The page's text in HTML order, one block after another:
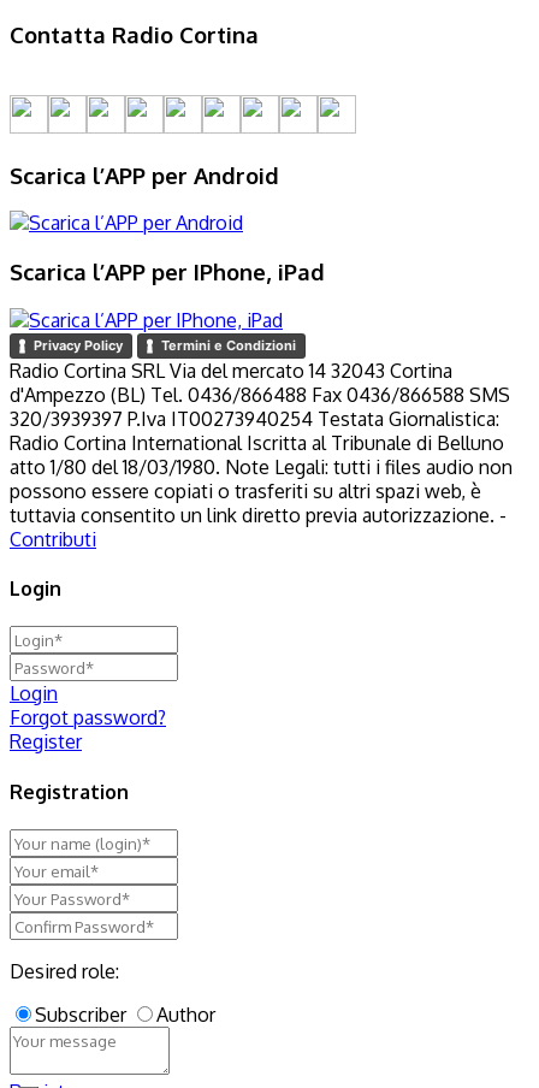
Contatta Radio Cortina
Scarica l’APP per Android
Scarica l’APP per IPhone, iPad
Privacy Policy Termini e Condizioni
Radio Cortina SRL Via del mercato 14 32043 Cortina
d'Ampezzo (BL) Tel. 0436/866488 Fax 0436/866588 SMS
320/3939397 P.Iva IT00273940254 Testata Giornalistica:
Radio Cortina International Iscritta al Tribunale di Belluno
atto 1/80 del 18/03/1980. Note Legali: tutti i files audio non
possono essere copiati o trasferiti su altri spazi web, è
tuttavia consentito un link diretto previa autorizzazione. -
Contributi
Login
Login
Forgot password?
Register
Registration
Desired role:
Subscriber
Author